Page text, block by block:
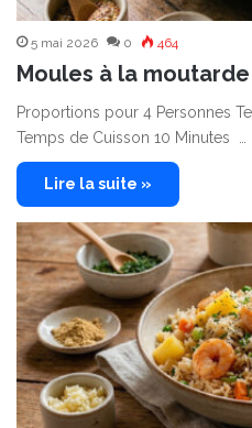
5 mai 2026 0 464
Moules à la
Proportions pour 4 Personnes
Temps de Cuisson 10 Minutes …
Lire la suite »